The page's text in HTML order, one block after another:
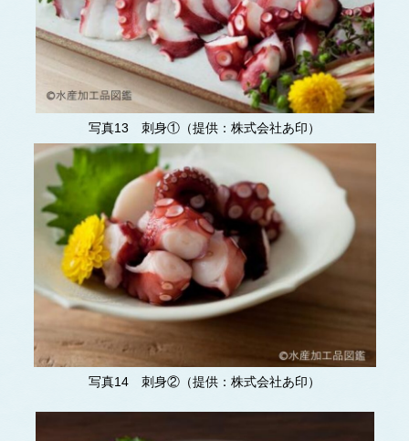
写真13 刺身①（提供：株式会社あ印）
写真14 刺身②（提供：株式会社あ印）